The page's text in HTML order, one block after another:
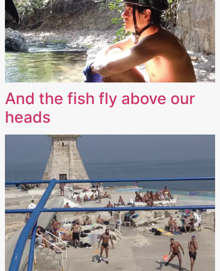
And the fish fly above our
heads